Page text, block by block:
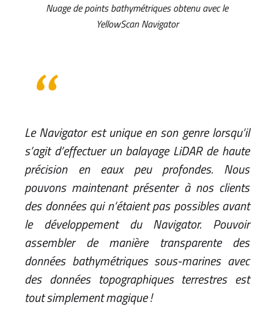
Nuage de points bathymétriques obtenu avec le
YellowScan Navigator
Le Navigator est unique en son genre lorsqu’il
s’agit d’effectuer un balayage LiDAR de haute
précision en eaux peu profondes. Nous
pouvons maintenant présenter à nos clients
des données qui n’étaient pas possibles avant
le développement du Navigator. Pouvoir
assembler de manière transparente des
données bathymétriques sous-marines avec
des données topographiques terrestres est
tout simplement magique !